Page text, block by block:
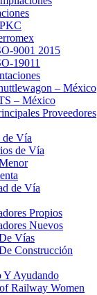
9001 2015
19011
– México
– México
Proveedores
de Vía
de Vía
de Vía
Propios
Nuevos
Vías
Construcción
Y Ayudando
Railway Women